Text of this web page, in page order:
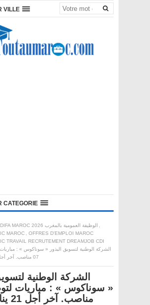
VILLE
CATEGORIE
ALWADIFA MAROC 2026 الوظيفة العمومية بالمغرب
,
MAROC , OFFRES D'EMPLOI MAROC
TRAVAIL RECRUTEMENT DREAMJOB CDI
الشركة الوطنية لتسويق البذور « سوناكوس » :
07 مناصب. آخر أجل 21 يناير 2026
الشركة الوطنية
مناصب. آخر أجل 21 يناير 2026